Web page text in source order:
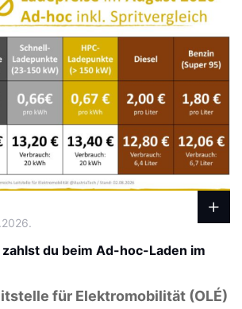
du beim Ad-hoc-Laden im
für Elektromobilität (OLÉ)